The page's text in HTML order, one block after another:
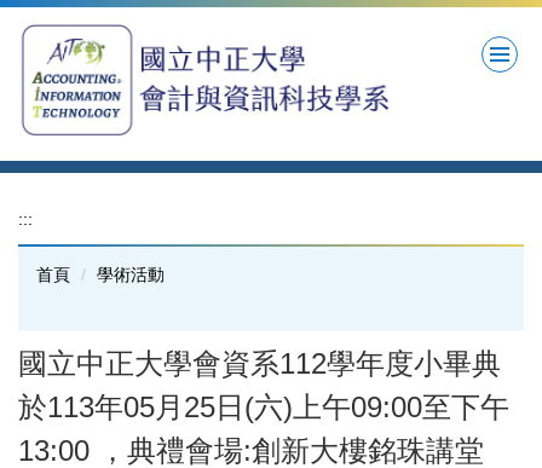
到
區
:::
首頁 學術活動
國立中正大學會資系112學年度小畢典
於113年05月25日(六)上午09:00至下午
13:00 ，典禮會場:創新大樓銘珠講堂